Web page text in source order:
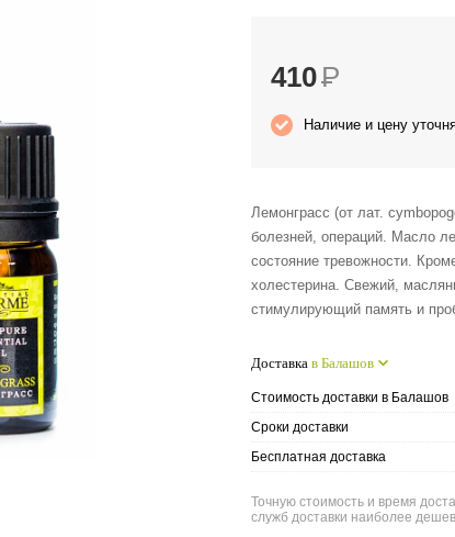
410Р
Наличие и цену
Лемонграсс (от лат.
болезней, операций. Масло
состояние тревожности.
холестерина. Свежий,
стимулирующий память и
Доставка в Балашов
Стоимость доставки в Балашов
Сроки доставки
Бесплатная доставка
Точную стоимость и время
служб доставки наиболее